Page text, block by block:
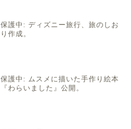
保護中: ディズニー旅行、旅のしお
り作成。
保護中: ムスメに描いた手作り絵本
『わらいました』公開。